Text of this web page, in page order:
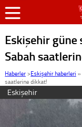
Eskişehir güne
Sabah
Haberler >Eskişehir haberleri »
saatlerine dikkat!
Eskişehir